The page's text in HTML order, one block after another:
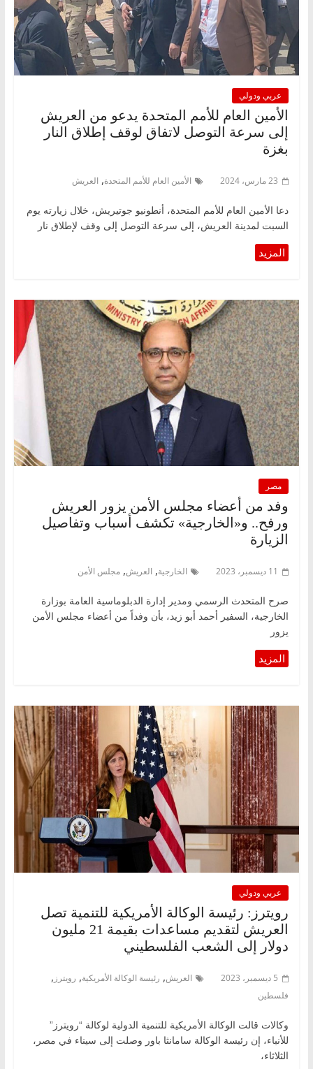
عربي ودولي
الأمين العام للأمم المتحدة يدعو من العريش
إلى سرعة التوصل لاتفاق لوقف إطلاق النار
بغزة
23 مارس، 2024 الأمين العام للأمم المتحدة, العريش
دعا الأمين العام للأمم المتحدة، أنطونيو جوتيريش، خلال زيارته يوم
السبت لمدينة العريش، إلى سرعة التوصل إلى وقف لإطلاق نار
مصر
وفد من أعضاء مجلس الأمن يزور العريش
ورفح.. و«الخارجية» تكشف أسباب وتفاصيل
الزيارة
11 ديسمبر، 2023 الخارجية, العريش, مجلس الأمن
صرح المتحدث الرسمي ومدير إدارة الدبلوماسية العامة بوزارة
الخارجية، السفير أحمد أبو زيد، بأن وفداً من أعضاء مجلس الأمن
يزور
عربي ودولي
رويترز: رئيسة الوكالة الأمريكية للتنمية تصل
العريش لتقديم مساعدات بقيمة 21 مليون
دولار إلى الشعب الفلسطيني
5 ديسمبر، 2023 العريش, رئيسة الوكالة الأمريكية, رويترز ,
فلسطين
وكالات قالت الوكالة الأمريكية للتنمية الدولية لوكالة “رويترز”
للأنباء، إن رئيسة الوكالة سامانثا باور وصلت إلى سيناء في مصر،
الثلاثاء،